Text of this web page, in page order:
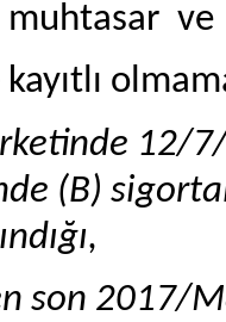
muhtasar
12/
(B)
son 2017/